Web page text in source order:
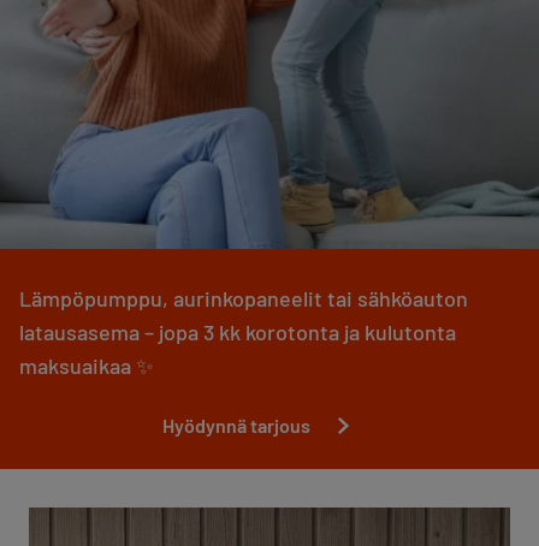
Lämpöpumppu, aurinkopaneelit tai sähköauton
latausasema – jopa 3 kk korotonta ja kulutonta
maksuaikaa ✨
Hyödynnä tarjous